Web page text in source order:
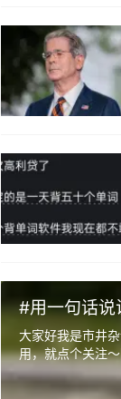
11、不管你
的时候遇到对的
种伤害。
的见地，是“没什
安”和“心亦宽”。
13、觉得自
都在躲你。
#用一句话说
大家好我是市井
用，就点个关注